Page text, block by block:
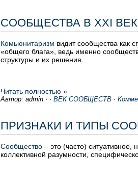
СООБЩЕСТВА В XXI
Комьюнитаризм видит сообщества как
«общего блага», ведь именно
структуры и их решения.
Читать полностью »
Автор: admin · · ВЕК СООБЩЕСТВ ·
ПРИЗНАКИ И ТИПЫ
Сообщество – это (часто)
коллективной разумности,